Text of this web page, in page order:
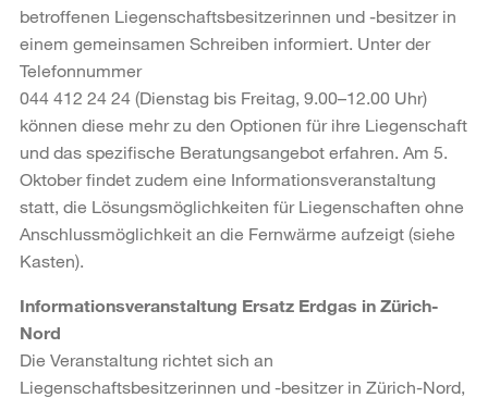
betroffenen Liegenschaftsbesitzerinnen und -besitzer in
einem gemeinsamen Schreiben informiert. Unter der
Telefonnummer
044 412 24 24 (Dienstag bis Freitag, 9.00–12.00 Uhr)
können diese mehr zu den Optionen für ihre Liegenschaft
und das spezifische Beratungsangebot erfahren. Am 5.
Oktober findet zudem eine Informationsveranstaltung
statt, die Lösungsmöglichkeiten für Liegenschaften ohne
Anschlussmöglichkeit an die Fernwärme aufzeigt (siehe
Kasten).
Informationsveranstaltung Ersatz Erdgas in Zürich-
Nord
Die Veranstaltung richtet sich an
Liegenschaftsbesitzerinnen und -besitzer in Zürich-Nord,